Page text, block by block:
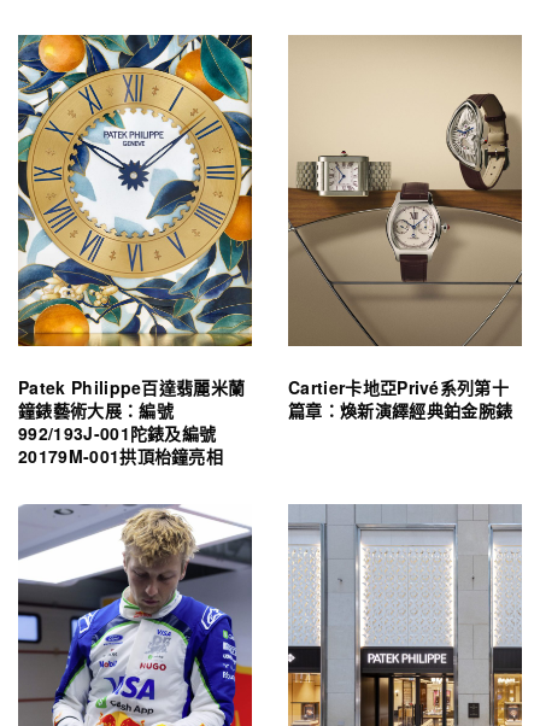
Patek Philippe百達翡麗米蘭
鐘錶藝術大展：編號
992/193J-001陀錶及編號
20179M-001拱頂枱鐘亮相
Cartier卡地亞Privé系列第十
篇章：煥新演繹經典鉑金腕錶